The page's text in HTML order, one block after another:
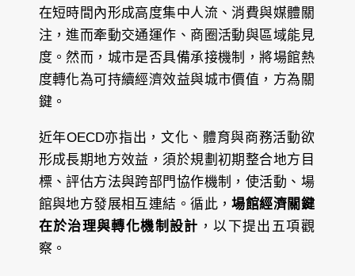
在短時間內形成高度集中人流、消費與媒體關
注，進而牽動交通運作、商圈活動與區域能見
度。然而，城市是否具備承接機制，將場館熱
度轉化為可持續經濟效益與城市價值，方為關
鍵。
近年OECD亦指出，文化、體育與商務活動欲
形成長期地方效益，須於規劃初期整合地方目
標、評估方法與跨部門協作機制，使活動、場
館與地方發展相互連結。循此，場館經濟關鍵
在於治理與轉化機制設計 ，以下提出五項觀
察。